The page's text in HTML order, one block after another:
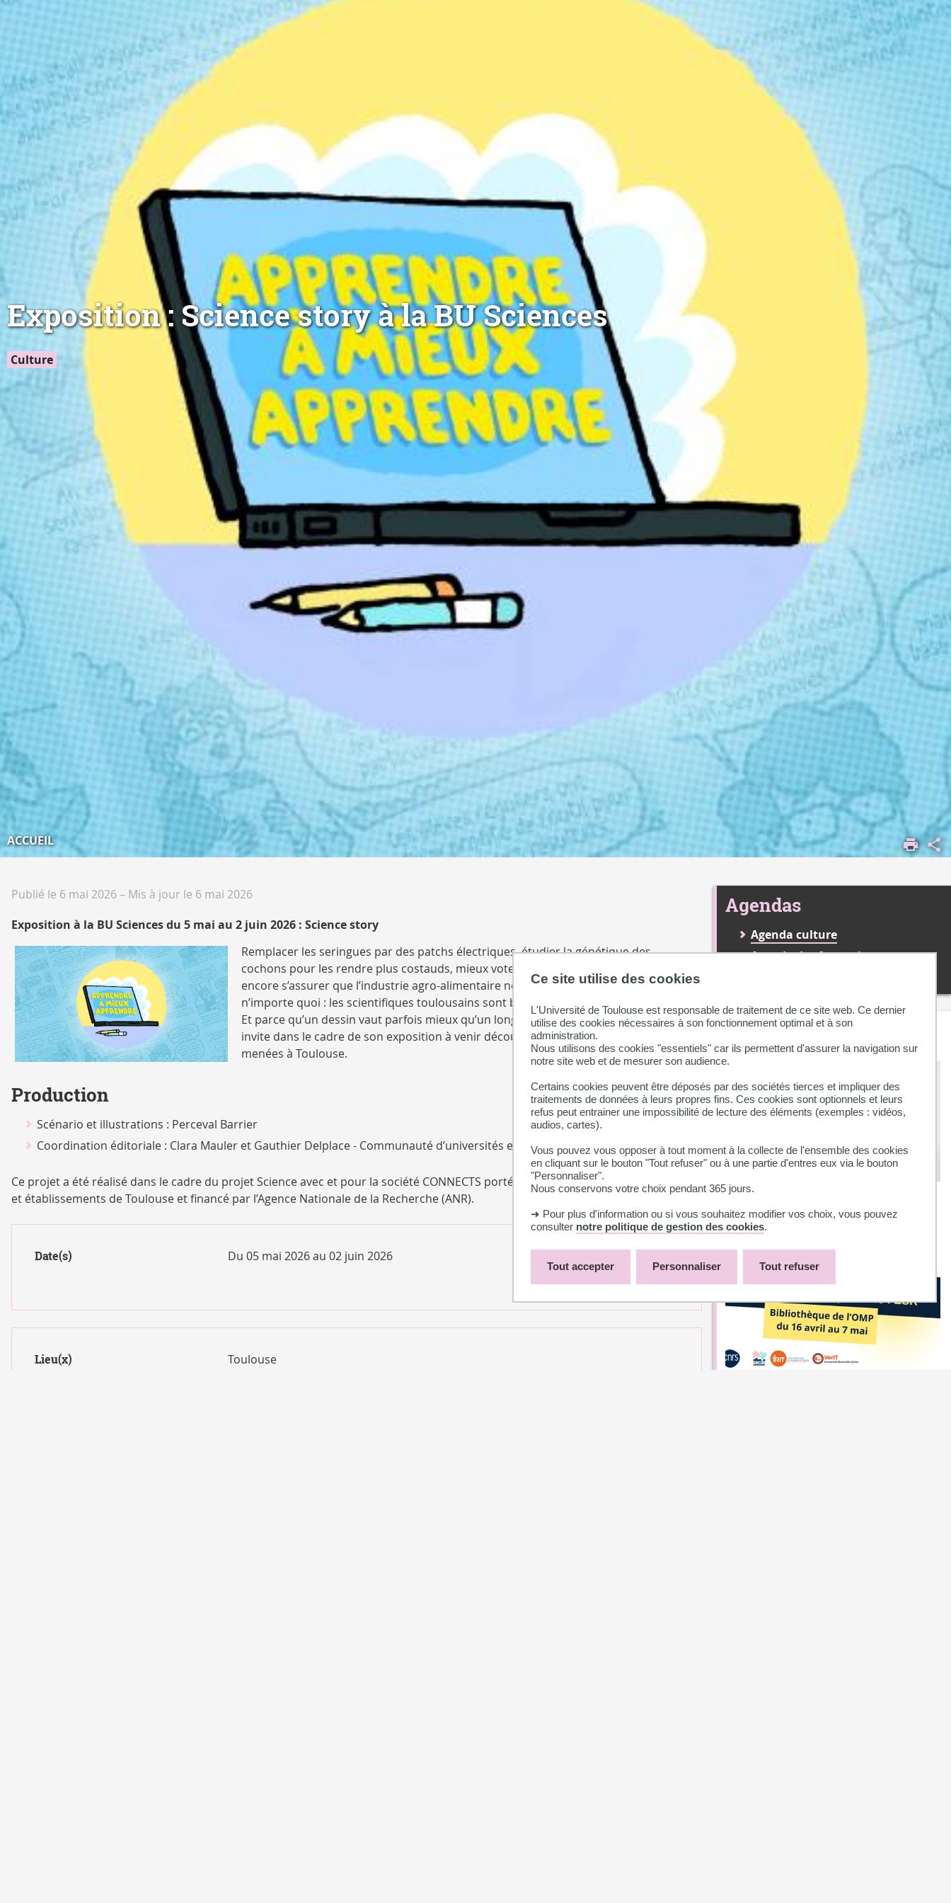
Ce site utilise des cookies
L'Université de Toulouse est responsable de traitement de ce site web. Ce dernier
utilise des cookies nécessaires à son fonctionnement optimal et à son
administration.
Nous utilisons des cookies "essentiels" car ils permettent d'assurer la navigation sur
notre site web et de mesurer son audience.
Certains cookies peuvent être déposés par des sociétés tierces et impliquer des
traitements de données à leurs propres fins. Ces cookies sont optionnels et leurs
refus peut entrainer une impossibilité de lecture des éléments (exemples : vidéos,
audios, cartes).
Vous pouvez vous opposer à tout moment à la collecte de l'ensemble des cookies
en cliquant sur le bouton "Tout refuser" ou à une partie d'entres eux via le bouton
"Personnaliser".
Nous conservons votre choix pendant 365 jours.
➜ Pour plus d'information ou si vous souhaitez modifier vos choix, vous pouvez
consulter notre politique de gestion des cookies.
Tout accepter Tout refuser
Personnaliser
Exposition : Science story à la BU Sciences
Culture
ACCUEIL
Publié le 6 mai 2026– Mis à jour le 6 mai 2026
Exposition à la BU Sciences du 5 mai au 2 juin 2026 : Science story
Remplacer les seringues par des patchs électriques, étudier la génétique des
cochons pour les rendre plus costauds, mieux voter grâce à l’informatique, ou
encore s’assurer que l’industrie agro-alimentaire ne nous fasse pas avaler
n’importe quoi : les scientifiques toulousains sont bien occupés !
Et parce qu’un dessin vaut parfois mieux qu’un long discours, Science story vous
invite dans le cadre de son exposition à venir découvrir la diversité des recherches
menées à Toulouse.
Production
Scénario et illustrations : Perceval Barrier
Coordination éditoriale : Clara Mauler et Gauthier Delplace - Communauté d’universités et établissements de Toulouse.
Ce projet a été réalisé dans le cadre du projet Science avec et pour la société CONNECTS porté par la Communauté d’universités
et établissements de Toulouse et financé par l’Agence Nationale de la Recherche (ANR).
Date(s) Du 05 mai 2026 au 02 juin 2026
Lieu(x) Toulouse
Agendas
Agenda culture
Agenda des formations
À lire aussi
Exposition BU Sciences : Affiche
ton patrimoine !